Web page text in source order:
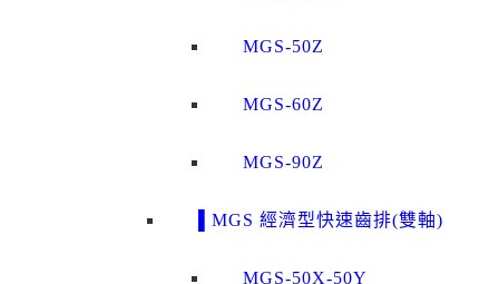
MGS-50Z
MGS-60Z
MGS-90Z
▌MGS 經濟型快速齒排(雙軸)
MGS-50X-50Y